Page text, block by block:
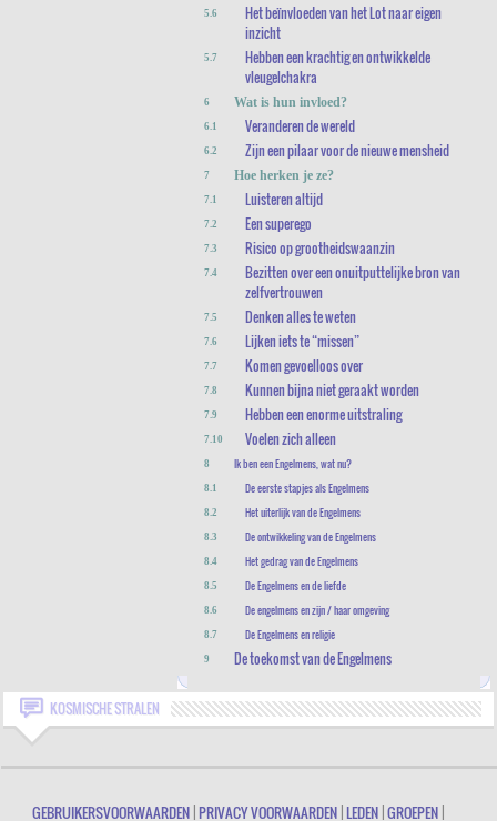
5.6
Het beïnvloeden van het Lot naar eigen
inzicht
5.7
Hebben een krachtig en ontwikkelde
vleugelchakra
6 Wat is hun invloed?
6.1 Veranderen de wereld
6.2 Zijn een pilaar voor de nieuwe mensheid
7 Hoe herken je ze?
7.1 Luisteren altijd
7.2 Een superego
7.3 Risico op grootheidswaanzin
7.4
Bezitten over een onuitputtelijke bron van
zelfvertrouwen
7.5 Denken alles te weten
7.6 Lijken iets te “missen”
7.7 Komen gevoelloos over
7.8 Kunnen bijna niet geraakt worden
7.9 Hebben een enorme uitstraling
7.10 Voelen zich alleen
8 Ik ben een Engelmens, wat nu?
8.1 De eerste stapjes als Engelmens
8.2 Het uiterlijk van de Engelmens
8.3 De ontwikkeling van de Engelmens
8.4 Het gedrag van de Engelmens
8.5 De Engelmens en de liefde
8.6 De engelmens en zijn / haar omgeving
8.7 De Engelmens en religie
9 De toekomst van de Engelmens
KOSMISCHE STRALEN
GEBRUIKERSVOORWAARDEN |PRIVACY VOORWAARDEN |LEDEN |GROEPEN |